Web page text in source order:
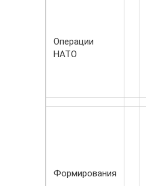
Операции
НАТО
Формирования